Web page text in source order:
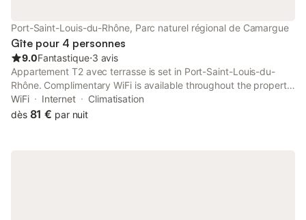
composée de deux appartements. Vous profitez en exclusivité
d’un logement de plain
Port-Saint-Louis-du-Rhône, Parc naturel régional de Camargue
Gîte pour 4 personnes
9.0Fantastique⋅3 avis
Appartement T2 avec terrasse is set in Port-Saint-Louis-du-
Rhône. Complimentary WiFi is available throughout the property
and private parking is available on site. The property is non-
smoking and is situated 43 km from Arles Amphitheatre.
WiFi Internet
Climatisation
dès 81 € par nuit